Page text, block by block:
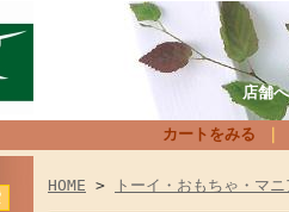
店舗
カートをみる
HOME > トーイ・おもちゃ・マ